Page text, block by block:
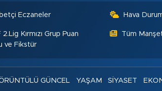
Eczaneler Hava
2.Lig Kırmızı Grup Puan
ve Fikstür
Tüm
GÜNCEL YAŞAM SİYASET